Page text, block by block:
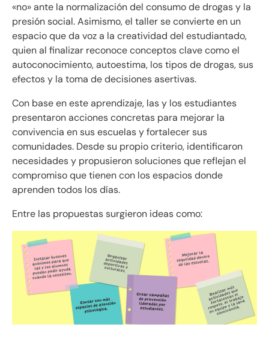
«no» ante la normalización del consumo de drogas y la
presión social. Asimismo, el taller se convierte en un
espacio que da voz a la creatividad del estudiantado,
quien al finalizar reconoce conceptos clave como el
autoconocimiento, autoestima, los tipos de drogas, sus
efectos y la toma de decisiones asertivas.
Con base en este aprendizaje, las y los estudiantes
presentaron acciones concretas para mejorar la
convivencia en sus escuelas y fortalecer sus
comunidades. Desde su propio criterio, identificaron
necesidades y propusieron soluciones que reflejan el
compromiso que tienen con los espacios donde
aprenden todos los días.
Entre las propuestas surgieron ideas como: